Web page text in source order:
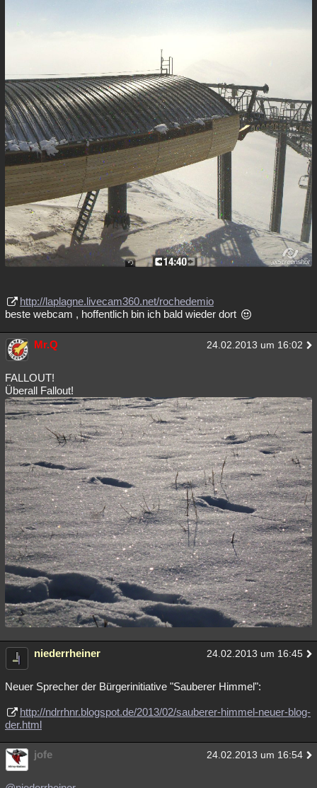
http://laplagne.livecam360.net/rochedemio
beste webcam , hoffentlich bin ich bald wieder dort
Mr.Q 24.02.2013 um 16:02
FALLOUT!
Überall Fallout!
niederrheiner 24.02.2013 um 16:45
Neuer Sprecher der Bürgerinitiative "Sauberer Himmel":
http://ndrrhnr.blogspot.de/2013/02/sauberer-himmel-neuer-blog-
der.html
jofe 24.02.2013 um 16:54